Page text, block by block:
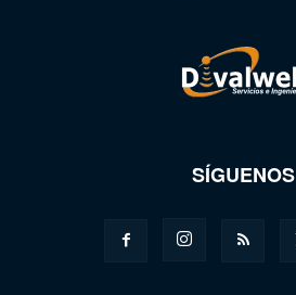
SÍGUENOS